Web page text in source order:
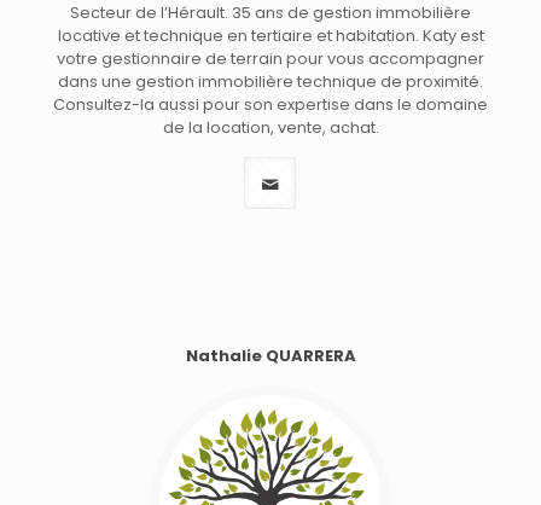
Secteur de l’Hérault. 35 ans de gestion immobilière
locative et technique en tertiaire et habitation. Katy est
votre gestionnaire de terrain pour vous accompagner
dans une gestion immobilière technique de proximité.
Consultez-la aussi pour son expertise dans le domaine
de la location, vente, achat.
Nathalie QUARRERA